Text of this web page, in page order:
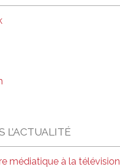
L’ACTUALITÉ
médiatique à la télévision